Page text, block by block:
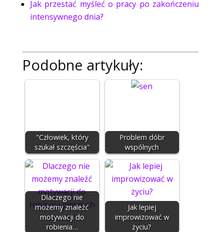
Jak przestać myśleć o pracy po zakończeniu
intensywnego dnia?
Podobne artykuły:
"Człowiek, który
szukał szczęścia"
Problem dóbr
wspólnych
Dlaczego nie
możemy znaleźć
motywacji do
robienia…
Jak lepiej
improwizować w
życiu?